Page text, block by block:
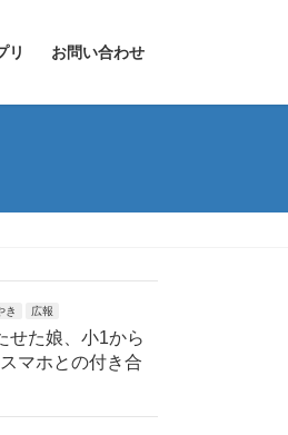
リ お問い合わせ
き 広報
せた娘、小1から
マホとの付き合